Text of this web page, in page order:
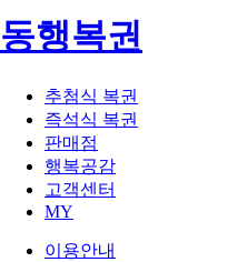
동행복권
추첨식 복권
즉석식 복권
판매점
행복공감
고객센터
MY
이용안내